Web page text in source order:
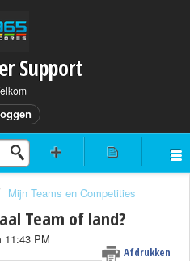
Support
Mijn Teams en Competities
Team of land?
Afdrukken
11:43 PM